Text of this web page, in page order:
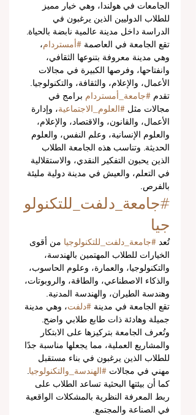
الجامعات في هولندا، وهي خيار مميز
للطلاب الدوليين الذين يرغبون في
الدراسة داخل مدينة عالمية نابضة بالحياة.
تقع الجامعة في العاصمة #أمستردام،
وهي مدينة معروفة بتنوعها الثقافي،
وانفتاحها، وفرصها الكبيرة في مجالات
الأعمال، والإعلام، والثقافة، والتكنولوجيا.
تقدم #جامعة_أمستردام برامج في
مجالات مثل #العلوم_الاجتماعية، وإدارة
الأعمال، والقانون، والاقتصاد، والإعلام،
والعلوم الإنسانية، وعلم النفس، والعلوم
الحديثة. وتناسب هذه الجامعة الطلاب
الذين يحبون التفكير النقدي، والاستقلالية
في التعلم، والعيش في مدينة دولية مليئة
بالفرص.
#جامعة_دلفت_للتكنولو
جيا
تُعد #جامعة_دلفت_للتكنولوجيا من أقوى
الخيارات للطلاب المهتمين بالهندسة،
والتكنولوجيا، والعمارة، وعلوم الحاسوب،
والذكاء الاصطناعي، والطاقة، والروبوتات،
وهندسة الطيران، والهندسة المدنية.
تقع الجامعة في مدينة #دلفت، وهي مدينة
جميلة وهادئة ذات طابع طلابي واضح.
وتُعرف الجامعة بتركيزها على الابتكار
والمشاريع العملية، مما يجعلها مناسبة جدًا
للطلاب الذين يرغبون في بناء مستقبل
مهني في مجالات #الهندسة_والتكنولوجيا
كما أن بيئتها البحثية تساعد الطلاب على
ربط المعرفة النظرية بالمشكلات الواقعية
في الصناعة والمجتمع.